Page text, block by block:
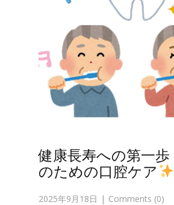
健康長寿への第一歩
のための口腔ケア
2025年9月18日 Comments (0)